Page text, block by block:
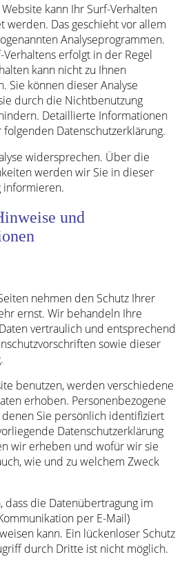
kann Ihr Surf-Verhalten
werden. Das geschieht vor allem
Analyseprogrammen.
Verhaltens erfolgt in der Regel
kann nicht zu Ihnen
Sie können dieser Analyse
durch die Nichtbenutzung
Detaillierte Informationen
Datenschutzerklärung.
widersprechen. Über die
werden wir Sie in dieser
informieren.
und
nehmen den Schutz Ihrer
ernst. Wir behandeln Ihre
vertraulich und entsprechend
sowie dieser
benutzen, werden verschiedene
erhoben. Personenbezogene
Sie persönlich identifiziert
Datenschutzerklärung
wir erheben und wofür wir sie
wie und zu welchem Zweck
dass die Datenübertragung im
per E-Mail)
kann. Ein lückenloser Schutz
durch Dritte ist nicht möglich.